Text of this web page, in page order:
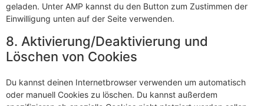
geladen. Unter AMP kannst du den Button zum Zustimmen der
Einwilligung unten auf der Seite verwenden.
8. Aktivierung/Deaktivierung und
Löschen von Cookies
Du kannst deinen Internetbrowser verwenden um automatisch
oder manuell Cookies zu löschen. Du kannst außerdem